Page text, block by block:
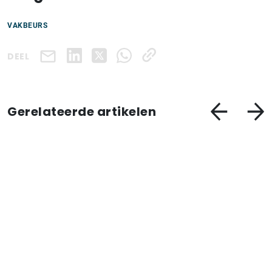
VAKBEURS
DEEL
Gerelateerde artikelen